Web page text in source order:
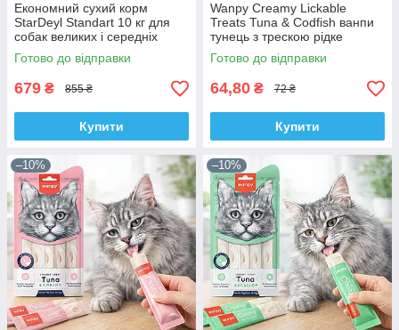
Економний сухий корм
StarDeyl Standart 10 кг для
собак великих і середніх
порід (курка + телятина)
Готово до відправки
679 ₴ 855 ₴
Купити
Wanpy Creamy Lickable
Treats Tuna & Codfish ванпи
тунець з трескою рідке
ласощі для котів
Готово до відправки
64,80 ₴ 72 ₴
Купити
–10% –10%